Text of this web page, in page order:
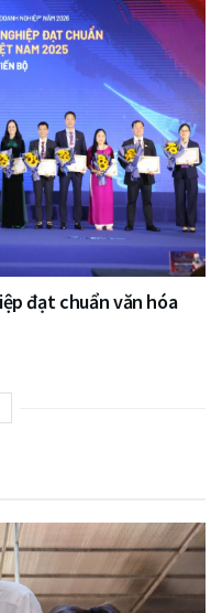
đạt chuẩn văn hóa